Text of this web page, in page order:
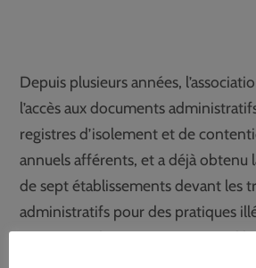
Depuis plusieurs années,
l’accès aux documents
registres d’isolement et de
annuels afférents, et a déjà obtenu
de sept établissements devant les
administratifs pour des pratiques
mineurs et des patients en soins